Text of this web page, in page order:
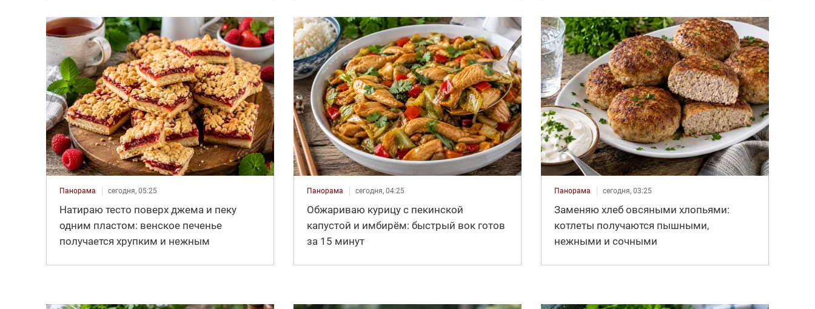
Панорама сегодня, 05:25
Натираю тесто поверх джема и пеку
одним пластом: венское печенье
получается хрупким и нежным
Панорама сегодня, 04:25
Обжариваю курицу с пекинской
капустой и имбирём: быстрый вок готов
за 15 минут
Панорама сегодня, 03:25
Заменяю хлеб овсяными хлопьями:
котлеты получаются пышными,
нежными и сочными